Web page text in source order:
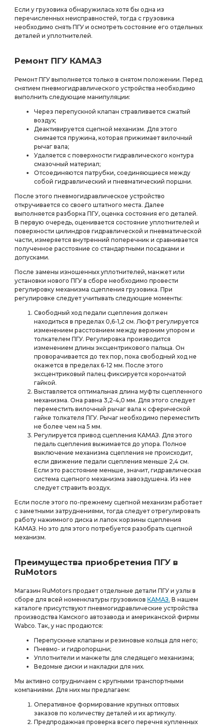
Если у грузовика обнаружилась хотя бы одна из
перечисленных неисправностей, тогда с грузовика
необходимо снять ПГУ и осмотреть состояние его отдельных
деталей и уплотнителей.
Ремонт ПГУ КАМАЗ
Ремонт ПГУ выполняется только в снятом положении. Перед
снятием пневмогидравлического устройства необходимо
выполнить следующие манипуляции:
Через перепускной клапан стравливается сжатый
воздух;
Деактивируется сцепной механизм. Для этого
снимается пружина, которая прижимает вилочный
рычаг вала;
Удаляется с поверхности гидравлического контура
смазочный материал;
Отсоединяются патрубки, соединяющиеся между
собой гидравлический и пневматический поршни.
После этого пневмогидравлическое устройство
откручивается со своего штатного места. Далее
выполняется разборка ПГУ, оценка состояния его деталей.
В первую очередь, оценивается состояние уплотнителей и
поверхности цилиндров гидравлической и пневматической
части, измеряется внутренний поперечник и сравнивается
полученное расстояние со стандартными посадками и
допусками.
После замены изношенных уплотнителей, манжет или
установки нового ПГУ в сборе необходимо провести
регулировку механизма сцепления грузовика. При
регулировке следует учитывать следующие моменты:
Свободный ход педали сцепления должен
находиться в пределах 0,6-1,2 см. Люфт регулируется
изменением расстоянием между верхним упором и
толкателем ПГУ. Регулировка производится
изменением длины эксцентрикового пальца. Он
проворачивается до тех пор, пока свободный ход не
окажется в пределах 6-12 мм. После этого
эксцентриковый палец фиксируется корончатой
гайкой.
Выставляется оптимальная длина муфты сцепленного
механизма. Она равна 3,2-4,0 мм. Для этого следует
переместить вилочный рычаг вала к сферической
гайке толкателя ПГУ. Рычаг необходимо переместить
не более чем на 5 мм.
Регулируется привод сцепления КАМАЗ. Для этого
педаль сцепления выжимается до упора. Полное
выключение механизма сцепления не происходит,
если движение педали сцепления меньше 2,4 см.
Если это расстояние меньше, значит, гидравлическая
система сцепного механизма завоздушена. Из нее
следует стравить воздух.
Если после этого по-прежнему сцепной механизм работает
с заметными затруднениями, тогда следует отрегулировать
работу нажимного диска и лапок корзины сцепления
КАМАЗ. Но это для этого потребуется разобрать сцепной
механизм.
Преимущества приобретения ПГУ в
RuMotors
Магазин RuMotors продает отдельные детали ПГУ и узлы в
сборе для всей номенклатуры грузовиков КАМАЗ. В нашем
каталоге присутствуют пневмогидравлические устройства
производства Камского автозавода и американской фирмы
Wabco. Так, у нас продаются:
Перепускные клапаны и резиновые кольца для него;
Пневмо- и гидропоршни;
Уплотнители и манжеты для следящего механизма;
Ведомые диски и накладки для них.
Мы активно сотрудничаем с крупными транспортными
компаниями. Для них мы предлагаем:
Оперативное формирование крупных оптовых
заказов по количеству деталей и их артикулу.
Предпродажная проверка всего перечня купленных